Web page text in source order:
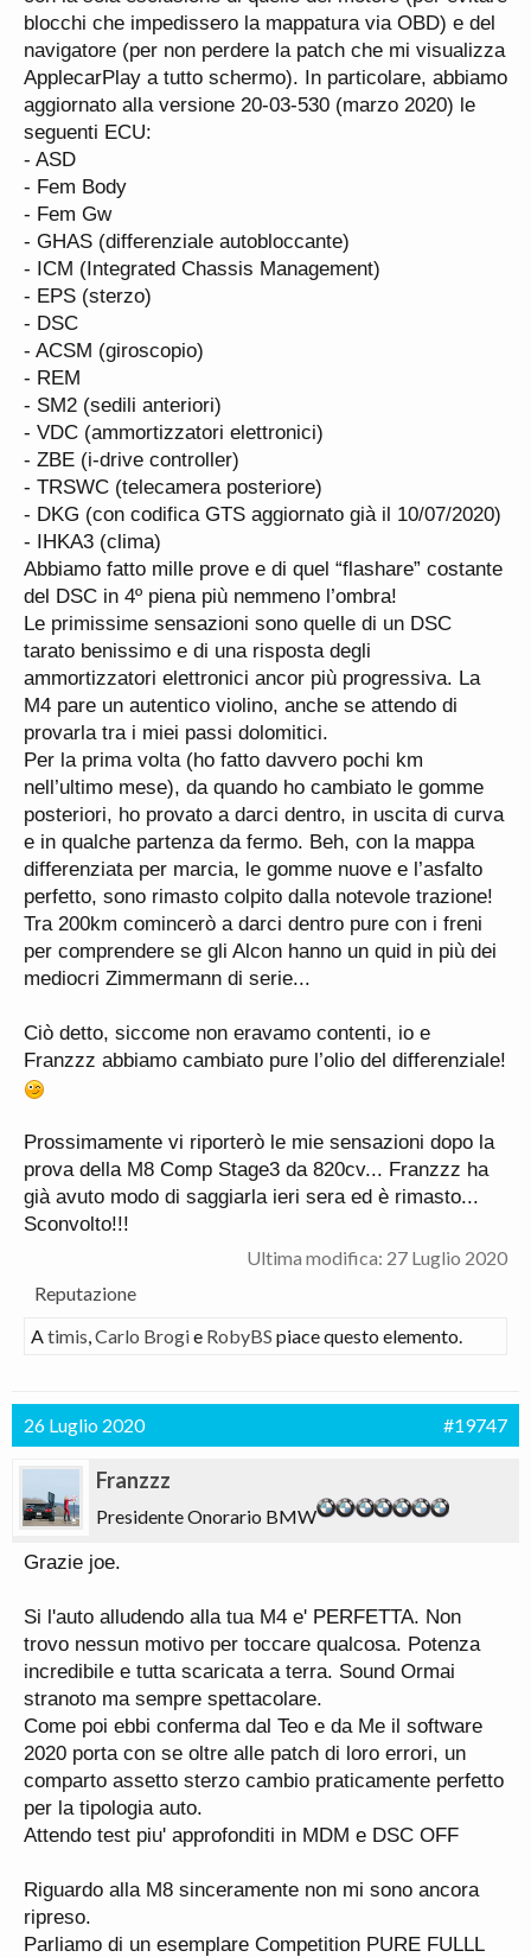
errori di media entità, che fanno tutti propendere
per un difetto all’accelerometro longitudinale, che
poi disturba anche il differenziale posteriore
inviando segnali anomali.
Stasera ho cancellato tutto e ho girato per circa
25km affondando di tanto in tanto di 2º e di 3º,
senza notare comportamenti strani. Alla prova della
diagnosi non ho rilevato alcun nuovo errore.
Mah...
Venerdì pomeriggio mi prenderò una giornata di
pausa e andrò dal Franz a fare tutte le verifiche con
Ista. Vedremo il responso...
Nel frattempo... Ho montato i dischi Alcon,
esteticamente molto belli, anche se le campane
sono di colore diverso: nere davanti e bronzee
dietro! Il venditore inglese mi ha detto che, a sua
insaputa, Alcon ha cambiato colore passando al
nero, ma il set di dischi posteriori che ho acquistato
erano a magazzino da un po’...
Vabbè, pace, non mi turba più di tanto.
Qualche foto:
Vedi l'allegato 52138 Vedi l'allegato 52139
Adesso sono in pieno rodaggio, avendo percorso
un centinaio di km, ma nel fine settimana dovrei
salire in montagna, ovviamente andando piano per
almeno altri 2/300km: voglio evitare di vetrificare
subito le DS2500, che al momento sono
silenziosissime, ma anche non particolarmente
immediate come bite (almeno questa è la
sensazione).
Stay tuned...
blocchi che impedissero la mappatura via OBD) e del
navigatore (per non perdere la patch che mi visualizza
ApplecarPlay a tutto schermo). In particolare, abbiamo
aggiornato alla versione 20-03-530 (marzo 2020) le
seguenti ECU:
- ASD
- Fem Body
- Fem Gw
- GHAS (differenziale autobloccante)
- ICM (Integrated Chassis Management)
- EPS (sterzo)
- DSC
- ACSM (giroscopio)
- REM
- SM2 (sedili anteriori)
- VDC (ammortizzatori elettronici)
- ZBE (i-drive controller)
- TRSWC (telecamera posteriore)
- DKG (con codifica GTS aggiornato già il 10/07/2020)
- IHKA3 (clima)
Abbiamo fatto mille prove e di quel “flashare” costante
del DSC in 4º piena più nemmeno l’ombra!
Le primissime sensazioni sono quelle di un DSC
tarato benissimo e di una risposta degli
ammortizzatori elettronici ancor più progressiva. La
M4 pare un autentico violino, anche se attendo di
provarla tra i miei passi dolomitici.
Per la prima volta (ho fatto davvero pochi km
nell’ultimo mese), da quando ho cambiato le gomme
posteriori, ho provato a darci dentro, in uscita di curva
e in qualche partenza da fermo. Beh, con la mappa
differenziata per marcia, le gomme nuove e l’asfalto
perfetto, sono rimasto colpito dalla notevole trazione!
Tra 200km comincerò a darci dentro pure con i freni
per comprendere se gli Alcon hanno un quid in più dei
mediocri Zimmermann di serie...
Ciò detto, siccome non eravamo contenti, io e
Franzzz abbiamo cambiato pure l’olio del differenziale!
Prossimamente vi riporterò le mie sensazioni dopo la
prova della M8 Comp Stage3 da 820cv... Franzzz ha
già avuto modo di saggiarla ieri sera ed è rimasto...
Sconvolto!!!
Ultima modifica: 27 Luglio 2020
Reputazione
Atimis,Carlo Brogie RobyBS piace questo elemento.
26 Luglio 2020 #19747
Franzzz
Presidente Onorario BMW
Grazie joe.
Si l'auto alludendo alla tua M4 e' PERFETTA. Non
trovo nessun motivo per toccare qualcosa. Potenza
incredibile e tutta scaricata a terra. Sound Ormai
stranoto ma sempre spettacolare.
Come poi ebbi conferma dal Teo e da Me il software
2020 porta con se oltre alle patch di loro errori, un
comparto assetto sterzo cambio praticamente perfetto
per la tipologia auto.
Attendo test piu' approfonditi in MDM e DSC OFF
Riguardo alla M8 sinceramente non mi sono ancora
ripreso.
Parliamo di un esemplare Competition PURE FULLL